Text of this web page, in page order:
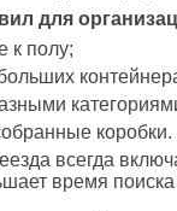
для
к полу;
коробки.
всегда
время